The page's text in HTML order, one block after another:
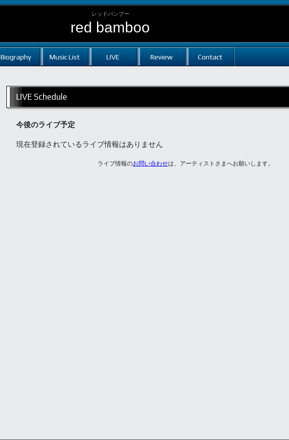
レッドバンブー
red bamboo
Biography Music List LIVE Review Contact
LIVE Schedule
今後のライブ予定
現在登録されているライブ情報はありません
ライブ情報のお問い合わせは、アーティストさまへお願いします。